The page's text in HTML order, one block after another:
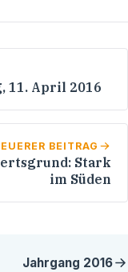
11. April 2016
BEITRAG
Stark
im Süden
Jahrgang 2016